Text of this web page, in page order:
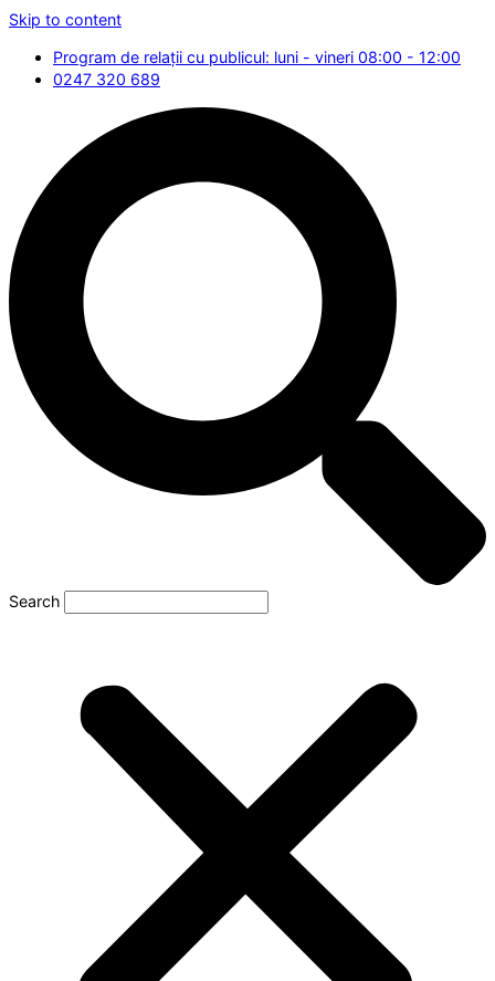
Skip to content
Program de relații cu publicul: luni - vineri 08:00 - 12:00
0247 320 689
Search